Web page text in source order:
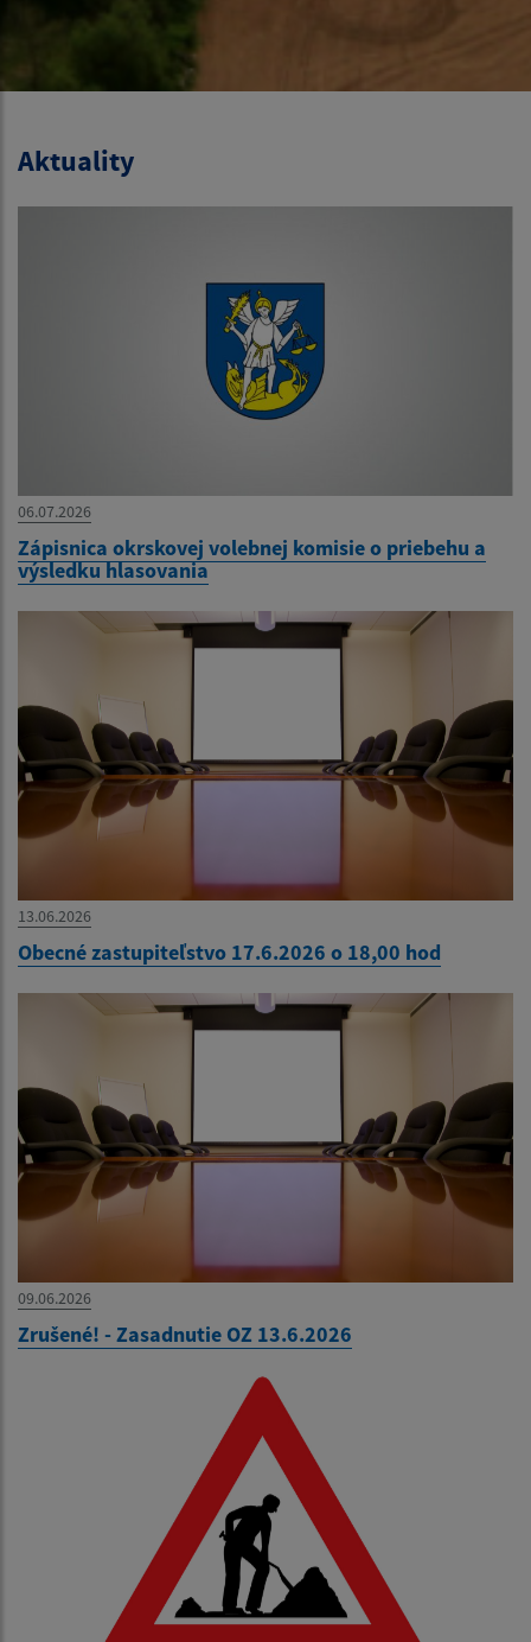
Aktuality
06.07.2026
Zápisnica okrskovej volebnej komisie o priebehu a
výsledku hlasovania
13.06.2026
Obecné zastupiteľstvo 17.6.2026 o 18,00 hod
09.06.2026
Zrušené! - Zasadnutie OZ 13.6.2026